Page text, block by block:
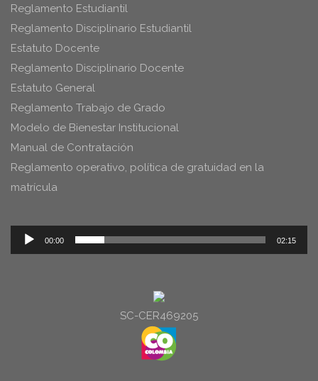
Reglamento Estudiantil
Reglamento Disciplinario Estudiantil
Estatuto Docente
Reglamento Disciplinario Docente
Estatuto General
Reglamento Trabajo de Grado
Modelo de Bienestar Institucional
Manual de Contratación
Reglamento operativo, política de gratuidad en la
matrícula
Reproductor
de
00:00 02:15
SC-CER469205